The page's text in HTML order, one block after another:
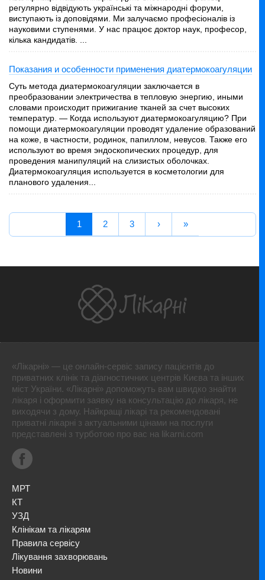
регулярно відвідують українські та міжнародні форуми,
виступають із доповідями. Ми залучаємо професіоналів із
науковими ступенями. У нас працює доктор наук, професор,
кілька кандидатів. ...
Показания и особенности применения диатермокоагуляции
Суть метода диатермокоагуляции заключается в
преобразовании электричества в тепловую энергию, иными
словами происходит прижигание тканей за счет высоких
температур. — Когда используют диатермокоагуляцию? При
помощи диатермокоагуляции проводят удаление образований
на коже, в частности, родинок, папиллом, невусов. Также его
используют во время эндоскопических процедур, для
проведения манипуляций на слизистых оболочках.
Диатермокоагуляция используется в косметологии для
планового удаления...
1 2 3 › »
«Лікарні» — це онлайн-сервіс запису пацієнтів до
приватних клінік та діагностичних центрів Києва та інших
міст України. «Лікарні» допоможуть вам швидко знайти
лікаря і оформити заявку на консультацію до лікаря, не
виходячи з дому. Найкращі лікарі та рекомендовані
приватні лікарні з актуальними цінами на послуги
представлені з турботою про вас на likarni.com
МРТ
КТ
УЗД
Клінікам та лікарям
Правила сервісу
Лікування захворювань
Новини